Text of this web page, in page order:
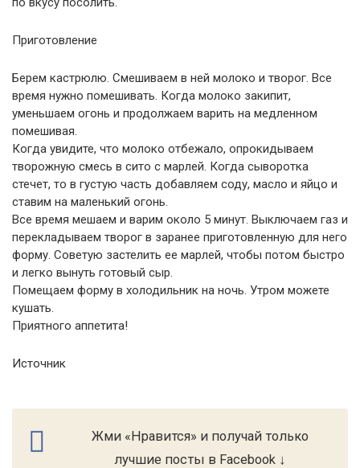
Приготовление
Берем кастрюлю. Смешиваем в ней молоко и творог. Все
время нужно помешивать. Когда молоко закипит,
уменьшаем огонь и продолжаем варить на медленном
помешивая.
Когда увидите, что молоко отбежало, опрокидываем
творожную смесь в сито с марлей. Когда сыворотка
стечет, то в густую часть добавляем соду, масло и яйцо и
ставим на маленький огонь.
Все время мешаем и варим около 5 минут. Выключаем газ и
перекладываем творог в заранее приготовленную для него
форму. Советую застелить ее марлей, чтобы потом быстро
и легко вынуть готовый сыр.
Помещаем форму в холодильник на ночь. Утром можете
кушать.
Приятного аппетита!
Источник
Жми «Нравится» и получай только
лучшие посты в Facebook ↓